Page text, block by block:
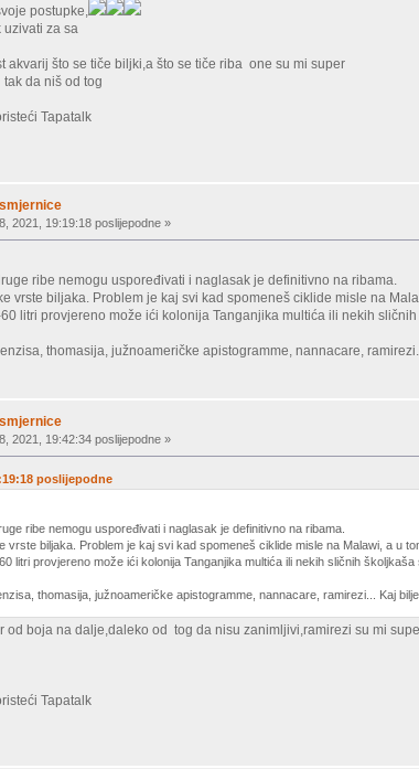
postupke,
uzivati za sa
akvarij što se tiče biljki,a što se tiče riba one su mi super
da niš od tog
Tapatalk
2021, 19:19:18 poslijepodne »
ribe nemogu uspoređivati i naglasak je definitivno na ribama.
vrste biljaka. Problem je kaj svi kad spomeneš ciklide misle na
litri provjereno može ići kolonija Tanganjika multića ili nekih
thomasija, južnoameričke apistogramme, nannacare,
2021, 19:42:34 poslijepodne »
poslijepodne
ribe nemogu uspoređivati i naglasak je definitivno na ribama.
vrste biljaka. Problem je kaj svi kad spomeneš ciklide misle na Malawi, a u
litri provjereno može ići kolonija Tanganjika multića ili nekih sličnih
thomasija, južnoameričke apistogramme, nannacare, ramirezi... Kaj bilje
od boja na dalje,daleko od tog da nisu zanimljivi,ramirezi su mi
Tapatalk